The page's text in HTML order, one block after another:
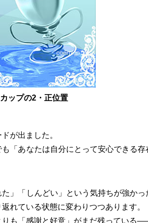
カップの2・正位置
が出ました。
「あなたは自分にとって安心できる
」「しんどい」という気持ちが強か
れている状態に変わりつつあります。
りも「感謝と好意」がまだ残っている